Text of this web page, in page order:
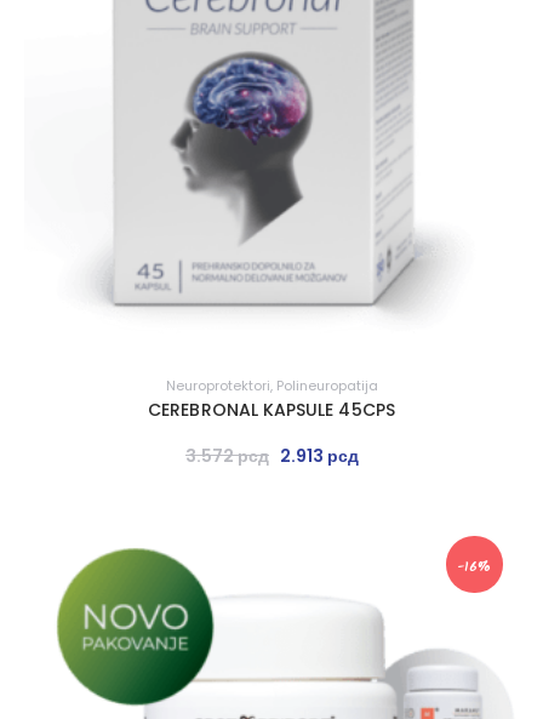
Neuroprotektori, Polineuropatija
CEREBRONAL KAPSULE 45CPS
3.572рсд 2.913 рсд
-16%